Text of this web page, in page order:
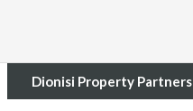
Dionisi Property Partners